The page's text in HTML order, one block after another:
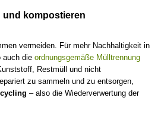
und kompostieren
vermeiden. Für mehr Nachhaltigkeit in
auch die ordnungsgemäße Mülltrennung
Restmüll und nicht
zu sammeln und zu entsorgen,
– also die Wiederverwertung der